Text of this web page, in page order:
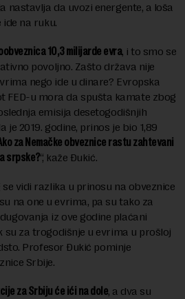
nastavlja da uvozi energente, a loša
na ruku.
10,3 milijarde evra, i to smo se
povoljno. Zašto država nije
nego ide u dinare? Evropska
FED-u mora da spušta kamate zbog
emisija desetogodišnjih
2019. godine, prinos je bio 1,89
za Nemačke obveznice rastu zahtevani
srpske?“, kaže Đukić.
vidi razlika u prinosu na obveznice
na one u evrima, pa su tako za
iz ove godine plaćani
su za trogodišnje u evrima u prošloj
Profesor Đukić pominje
Srbije.
za Srbiju će ići na dole, a dva su